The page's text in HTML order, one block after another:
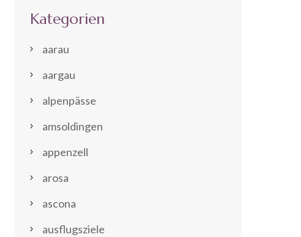
Kategorien
aarau
aargau
alpenpässe
amsoldingen
appenzell
arosa
ascona
ausflugsziele